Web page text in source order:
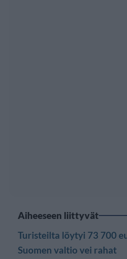
Aiheeseen liittyvät
Turisteilta löytyi 73 700
Suomen valtio vei rahat